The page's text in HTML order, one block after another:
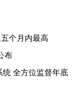
个月内最高
布
全方位监督年底